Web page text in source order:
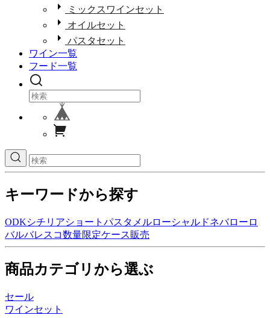
ミックスワインセット
オイルセット
パスタセット
ワイン一覧
フード一覧
キーワードから探す
ODKシチリアショートパスタ メルローシャルドネバローロ
バルバレスコ数量限定ケース販売
商品カテゴリから選ぶ
セール
ワインセット